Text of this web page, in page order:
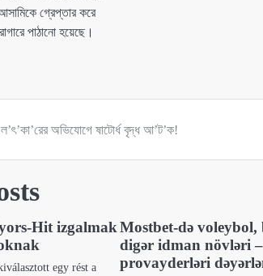
গ্রেপ্তার করে
পাঠানো হয়েছে।
অভিযোগে ষাটোর্ধ বৃদ্ধ আ’ট’ক!
izgalmak
egy rést a
Mostbet-də voleybol,
digər idman növləri
provayderləri